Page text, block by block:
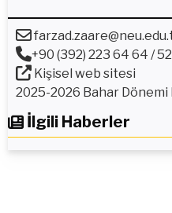
+90 (392) 223 64 64 /
Kişisel web sitesi
2025-2026 Bahar Dönemi
İlgili Haberler